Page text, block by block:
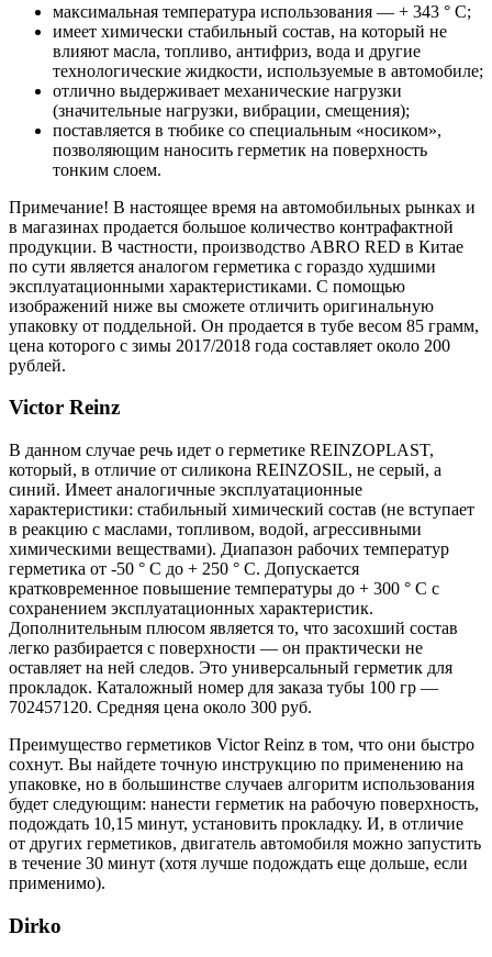
максимальная температура использования — + 343 ° С;
имеет химически стабильный состав, на который не
влияют масла, топливо, антифриз, вода и другие
технологические жидкости, используемые в автомобиле;
отлично выдерживает механические нагрузки
(значительные нагрузки, вибрации, смещения);
поставляется в тюбике со специальным «носиком»,
позволяющим наносить герметик на поверхность
тонким слоем.
Примечание! В настоящее время на автомобильных рынках и
в магазинах продается большое количество контрафактной
продукции. В частности, производство ABRO RED в Китае
по сути является аналогом герметика с гораздо худшими
эксплуатационными характеристиками. С помощью
изображений ниже вы сможете отличить оригинальную
упаковку от поддельной. Он продается в тубе весом 85 грамм,
цена которого с зимы 2017/2018 года составляет около 200
рублей.
Victor Reinz
В данном случае речь идет о герметике REINZOPLAST,
который, в отличие от силикона REINZOSIL, не серый, а
синий. Имеет аналогичные эксплуатационные
характеристики: стабильный химический состав (не вступает
в реакцию с маслами, топливом, водой, агрессивными
химическими веществами). Диапазон рабочих температур
герметика от -50 ° С до + 250 ° С. Допускается
кратковременное повышение температуры до + 300 ° С с
сохранением эксплуатационных характеристик.
Дополнительным плюсом является то, что засохший состав
легко разбирается с поверхности — он практически не
оставляет на ней следов. Это универсальный герметик для
прокладок. Каталожный номер для заказа тубы 100 гр —
702457120. Средняя цена около 300 руб.
Преимущество герметиков Victor Reinz в том, что они быстро
сохнут. Вы найдете точную инструкцию по применению на
упаковке, но в большинстве случаев алгоритм использования
будет следующим: нанести герметик на рабочую поверхность,
подождать 10,15 минут, установить прокладку. И, в отличие
от других герметиков, двигатель автомобиля можно запустить
в течение 30 минут (хотя лучше подождать еще дольше, если
применимо).
Dirko